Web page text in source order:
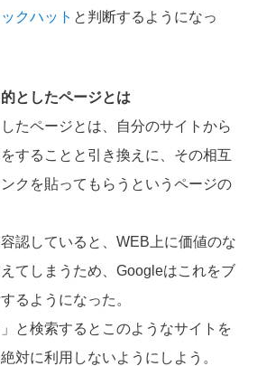
クハット と判断するようになっ
としたページとは
たページとは、自分のサイトから
することと引き換えに、その相互
クを貼ってもらうというページの
認していると、WEB上に価値のな
てしまうため、Googleはこれをブ
るようになった。
と検索するとこのようなサイトを
対に利用しないようにしよう。